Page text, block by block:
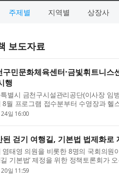
주제별 지역별 상장사
보도자료
구민문화체육센터·금빛휘트니
행
별시 금천구시설관리공단(이사장 임
8월 프로그램 접수분부터 수영장과
단은 제도 시행을 위해 문화비 ...
일 16:00
된 걷기 여행길, 기본법 법제화로
염태영 의원을 비롯한 8명의 국회의원
기본법’ 제정을 위한 정책토론회가
서 개최된다. 이번 토론회...
일 11:59